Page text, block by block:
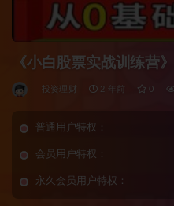
《小白股票实战训练营
投资理财 2 年前 0
普通用户特权：
会员用户特权：
永久会员用户特权：